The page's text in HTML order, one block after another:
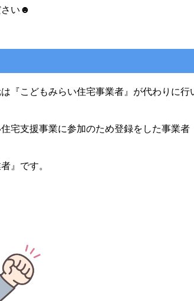
さい☻
『こどもみらい住宅事業者』が代わりに行
宅支援事業に参加のため登録をした事業
』です。